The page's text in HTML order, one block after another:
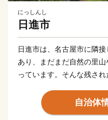
にっしんし
日進市
日進市は、名古屋市に隣
あり、まだまだ自然の里
っています。そんな残さ
組みます。日進市の施策
日進に住まわれていた方
自治体